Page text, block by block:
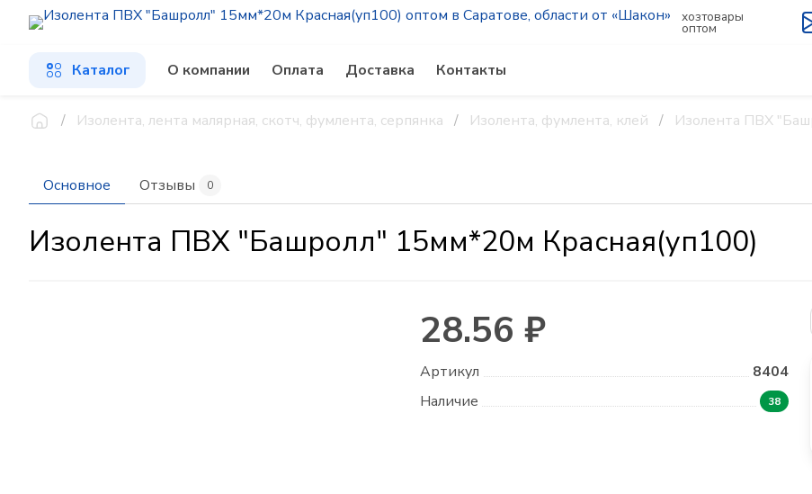
хозтовары
оптом
Каталог
О компании Оплата Доставка Контакты
Изолента, лента малярная, скотч, фумлента, серпянка Изолента, фумлента, клей Изолента ПВХ
Основное Отзывы 0
Изолента ПВХ "Башролл" 15мм*20м Красная(уп100)
28.56 ₽
Артикул
8404
Наличие
38